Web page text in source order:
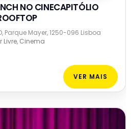
NO CINECAPITÓLIO
Parque Mayer, 1250-096 Lisboa
Livre Cinema
VER MAIS